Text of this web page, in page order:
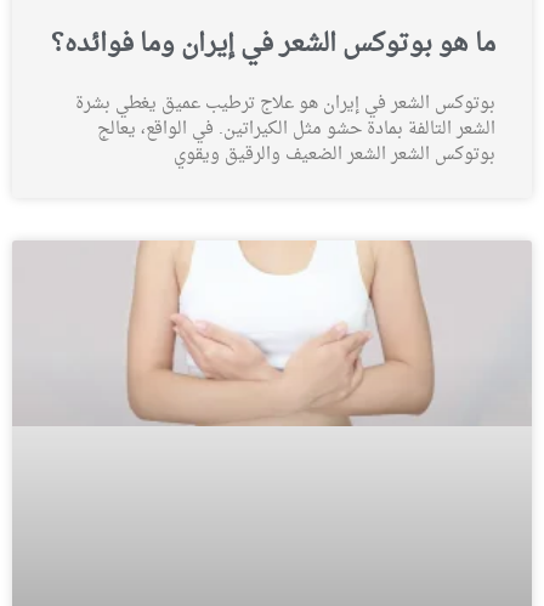
ما هو بوتوكس الشعر في إيران وما فوائده؟
بوتوكس الشعر في إيران هو علاج ترطيب عميق يغطي بشرة
الشعر التالفة بمادة حشو مثل الكيراتين. في الواقع، يعالج
بوتوكس الشعر الشعر الضعيف والرقيق ويقوي